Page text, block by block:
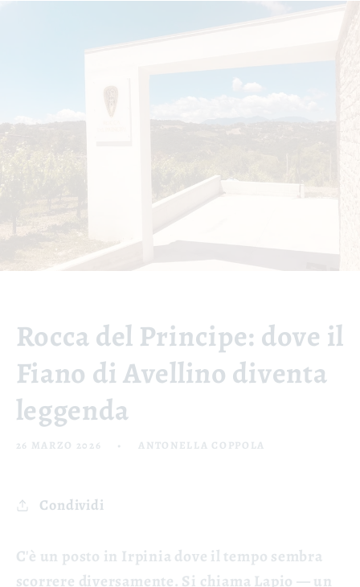
Rocca del Principe: dove il
Fiano di Avellino diventa
leggenda
26 MARZO 2026 ANTONELLA COPPOLA
Condividi
C'è un posto in Irpinia dove il tempo sembra
scorrere diversamente. Si chiama Lapio — un